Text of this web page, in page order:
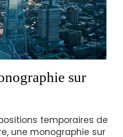
sur
temporaires de
une monographie sur